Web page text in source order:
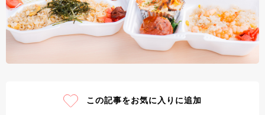
この記事をお気に入りに追加